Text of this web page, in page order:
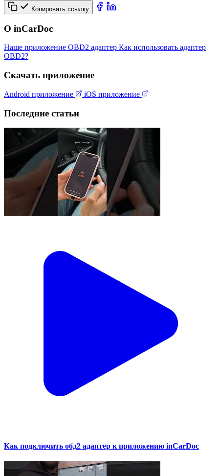
Копировать ссылку
О inCarDoc
Наше приложение OBD2 адаптер Как использовать адаптер
OBD2?
Скачать приложение
Android приложение iOS приложение
Последние статьи
Как подключить обд2 адаптер к приложению inCarDoc